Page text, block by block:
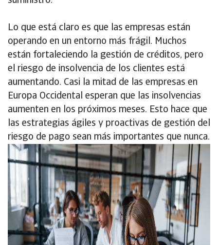
Lo que está claro es que las empresas están
operando en un entorno más frágil. Muchos
están fortaleciendo la gestión de créditos, pero
el riesgo de insolvencia de los clientes está
aumentando. Casi la mitad de las empresas en
Europa Occidental esperan que las insolvencias
aumenten en los próximos meses. Esto hace que
las estrategias ágiles y proactivas de gestión del
riesgo de pago sean más importantes que nunca.